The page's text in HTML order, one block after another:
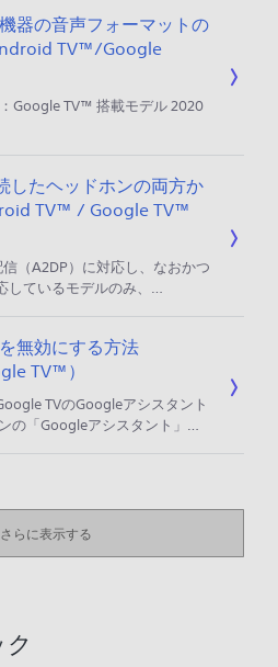
搭載モデル
W450D/W500Cシリー
ったり、ケーブル
器の音声フォーマットの
TV™/Google
Google TV™ 搭載モデル 2020
Z9Fシリーズ テレビと外部オ
ケーブルや
接続し、MPEG2-AACや
たヘッドホンの両方か
TV™ / Google TV™
（A2DP）に対応し、なおかつ
ているモデルのみ、
とはできません。 操作手順
クイック設定」ボタン、または
をする
無効にする方法
TV™）
TVのGoogleアシスタント
の「Googleアシスタント」ボ
シリーズ）、および2017年
さらに表示する